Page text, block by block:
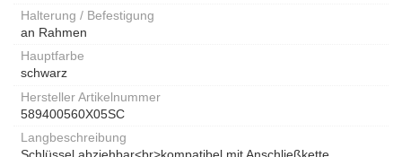
Halterung / Befestigung
an Rahmen
Hauptfarbe
schwarz
Hersteller Artikelnummer
589400560X05SC
Langbeschreibung